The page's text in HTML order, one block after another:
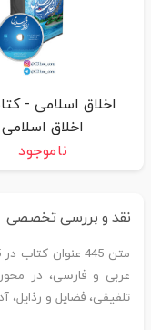
اخلاق اسلامی -
اخلاق اسلامی
ناموجود
نقد و بررسی تخصصی
عربی و فارسی، در
تلفیقی، فضایل و رذایل،